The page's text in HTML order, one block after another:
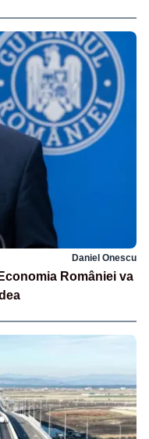
Daniel Onescu
României va